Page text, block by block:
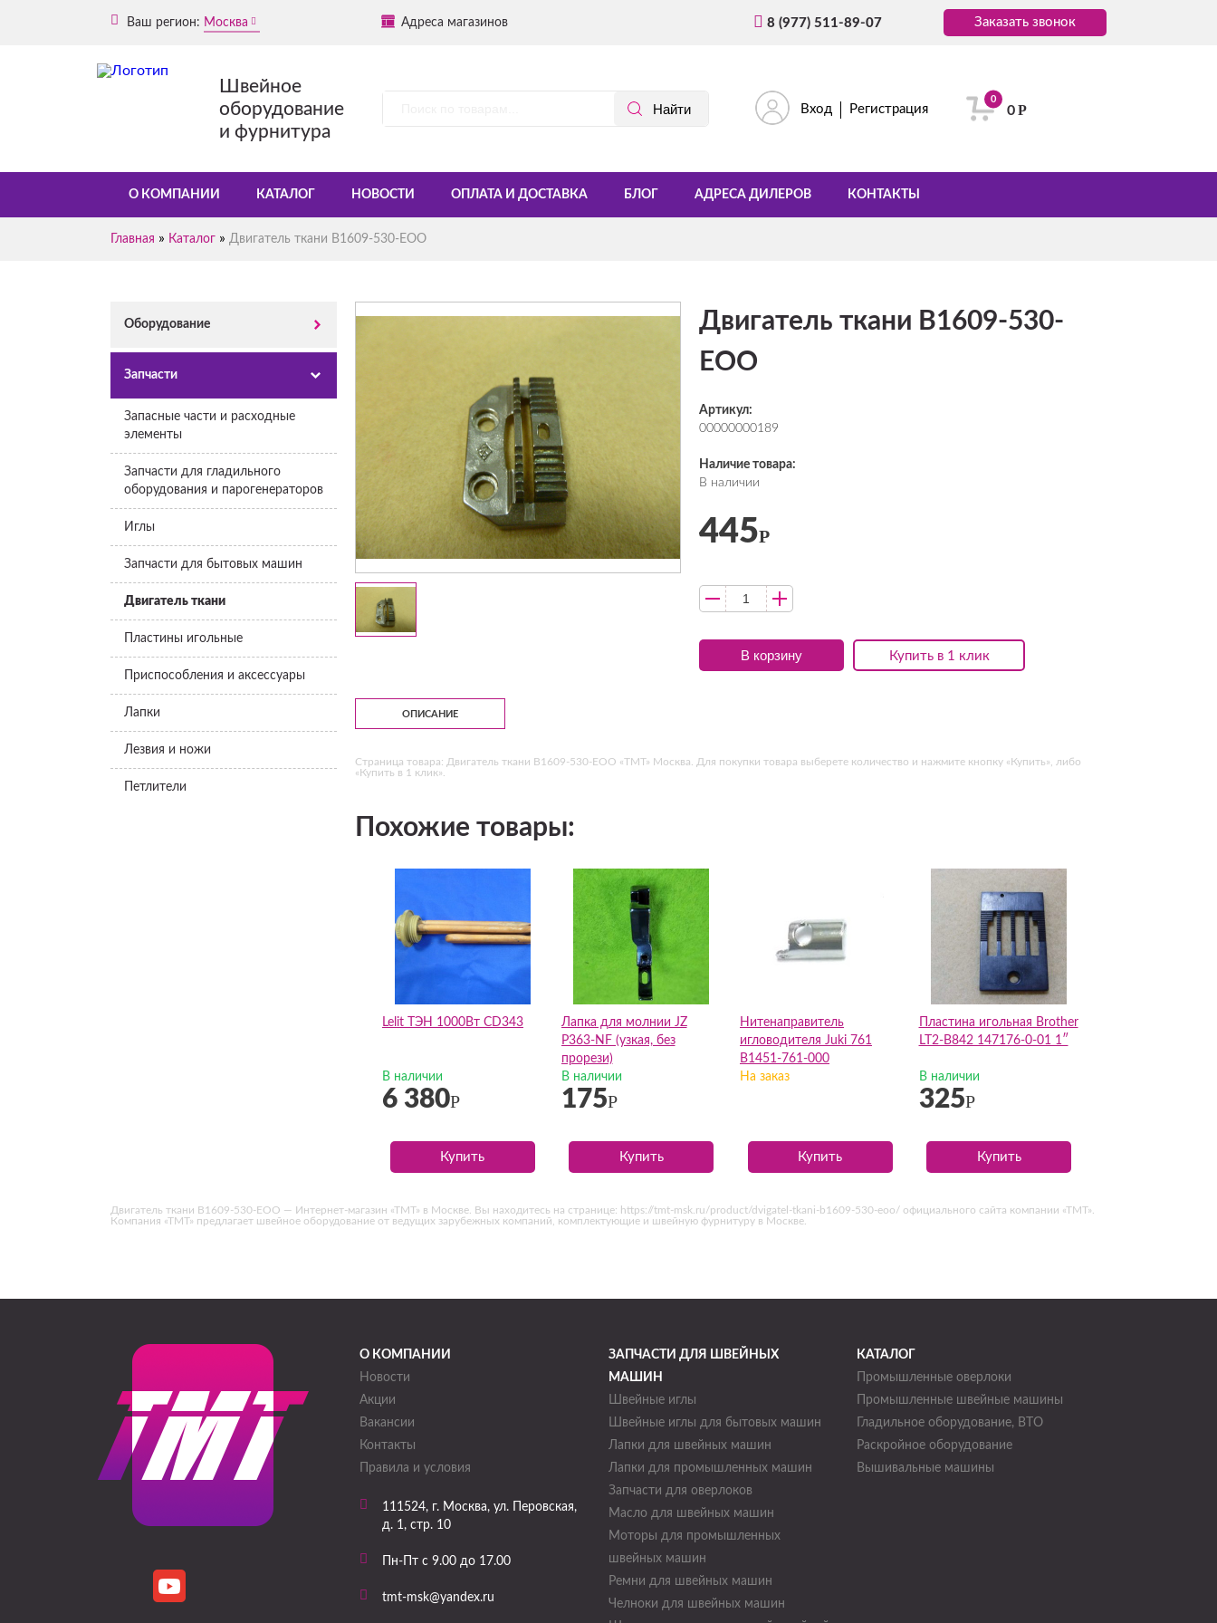
Ваш регион: Москва Адреса магазинов 8 (977) 511-89-07 Заказать звонок
Швейное
оборудование
и фурнитура
Вход Регистрация
0
0Р
О КОМПАНИИ КАТАЛОГ НОВОСТИ ОПЛАТА И ДОСТАВКА БЛОГ АДРЕСА ДИЛЕРОВ КОНТАКТЫ
Главная » Каталог » Двигатель ткани B1609-530-EOO
Оборудование
Запчасти
Запасные части и расходные
элементы
Запчасти для гладильного
оборудования и парогенераторов
Иглы
Запчасти для бытовых машин
Двигатель ткани
Пластины игольные
Приспособления и аксессуары
Лапки
Лезвия и ножи
Петлители
Двигатель ткани B1609-530-
EOO
Артикул:
00000000189
Наличие товара:
В наличии
Купить в 1 клик
445Р
В корзину
ОПИСАНИЕ
Страница товара: Двигатель ткани B1609-530-EOO «ТМТ» Москва. Для покупки товара выберете количество и нажмите кнопку «Купить», либо
«Купить в 1 клик».
Похожие товары:
Lelit ТЭН 1000Вт CD343
В наличии
6 380Р
Купить
Лапка для молнии JZ
P363-NF (узкая, без
прорези)
В наличии
175Р
Купить
Нитенаправитель
игловодителя Juki 761
B1451-761-000
На заказ
Купить
Пластина игольная Brother
LT2-B842 147176-0-01 1″
В наличии
325Р
Купить
Двигатель ткани B1609-530-EOO — Интернет-магазин «ТМТ» в Москве. Вы находитесь на странице: https://tmt-msk.ru/product/dvigatel-tkani-b1609-530-eoo/ официального сайта компании «ТМТ».
Компания «ТМТ» предлагает швейное оборудование от ведущих зарубежных компаний, комплектующие и швейную фурнитуру в Москве.
О КОМПАНИИ
Новости
Акции
Вакансии
Контакты
Правила и условия
111524, г. Москва, ул. Перовская,
д. 1, стр. 10
Пн-Пт с 9.00 до 17.00
tmt-msk@yandex.ru
ЗАПЧАСТИ ДЛЯ ШВЕЙНЫХ
МАШИН
Швейные иглы
Швейные иглы для бытовых машин
Лапки для швейных машин
Лапки для промышленных машин
Запчасти для оверлоков
Масло для швейных машин
Моторы для промышленных
швейных машин
Ремни для швейных машин
Челноки для швейных машин
КАТАЛОГ
Промышленные оверлоки
Промышленные швейные машины
Гладильное оборудование, ВТО
Раскройное оборудование
Вышивальные машины